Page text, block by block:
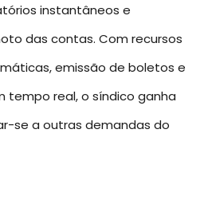
instantâneos e
das contas. Com recursos
emissão de boletos e
tempo real, o síndico ganha
se a outras demandas do